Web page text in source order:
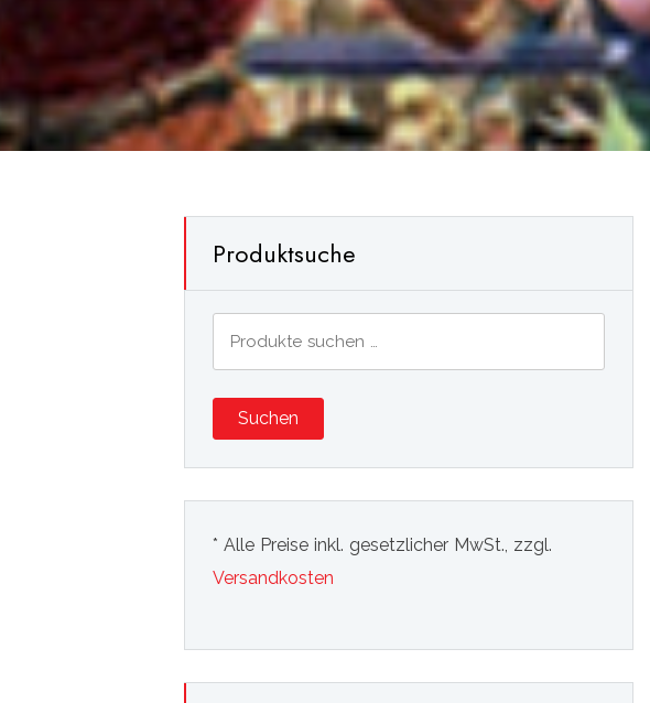
Produktsuche
Suchen
* Alle Preise inkl. gesetzlicher MwSt., zzgl.
Versandkosten